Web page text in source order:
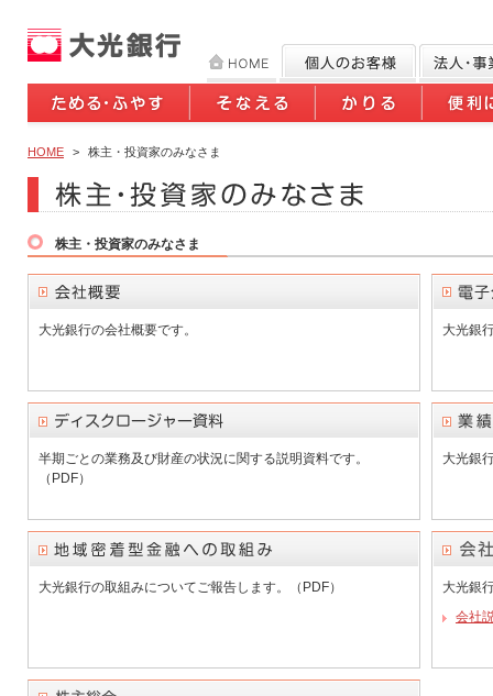
HOME > 株主・投資家のみなさま
株主・投資家のみなさま
大光銀行の会社概要です。 大光銀
半期ごとの業務及び財産の状況に関する説明資料です。
（PDF）
大光銀
大光銀行の取組みについてご報告します。（PDF）
大光銀
会社